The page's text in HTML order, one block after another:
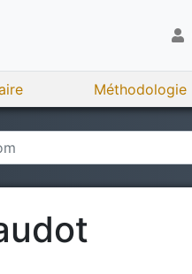
Méthodologie